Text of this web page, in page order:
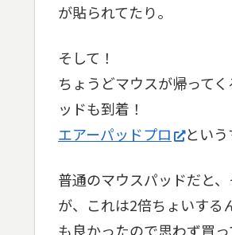
が貼られてたり。
そして！
ちょうどマウスが帰って
ッドも到着！
エアーパッドプロ
という
普通のマウスパッドだと
が、これは2倍ちょいする
も良かったので思わず買っ